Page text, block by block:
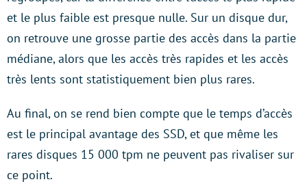
et le plus faible est presque nulle. Sur un disque dur,
on retrouve une grosse partie des accès dans la partie
médiane, alors que les accès très rapides et les accès
très lents sont statistiquement bien plus rares.
Au final, on se rend bien compte que le temps d’accès
est le principal avantage des SSD, et que même les
rares disques 15 000 tpm ne peuvent pas rivaliser sur
ce point.